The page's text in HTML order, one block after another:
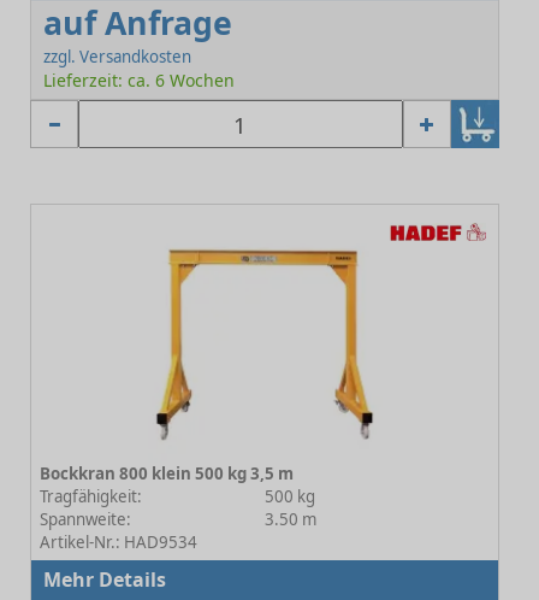
auf Anfrage
zzgl. Versandkosten
Lieferzeit: ca. 6 Wochen
Bockkran 800 klein 500 kg 3,5 m
Tragfähigkeit:
500 kg
Spannweite:
3.50 m
Artikel-Nr.: HAD9534
Mehr Details